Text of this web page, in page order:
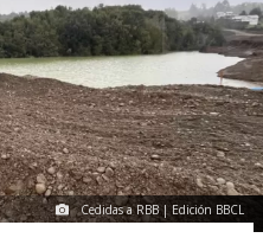
Cedidas a RBB | Edición BBCL